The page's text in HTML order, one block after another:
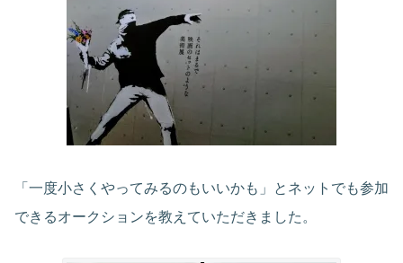
「一度小さくやってみるのもいいかも」とネットでも参加
できるオークションを教えていただきました。